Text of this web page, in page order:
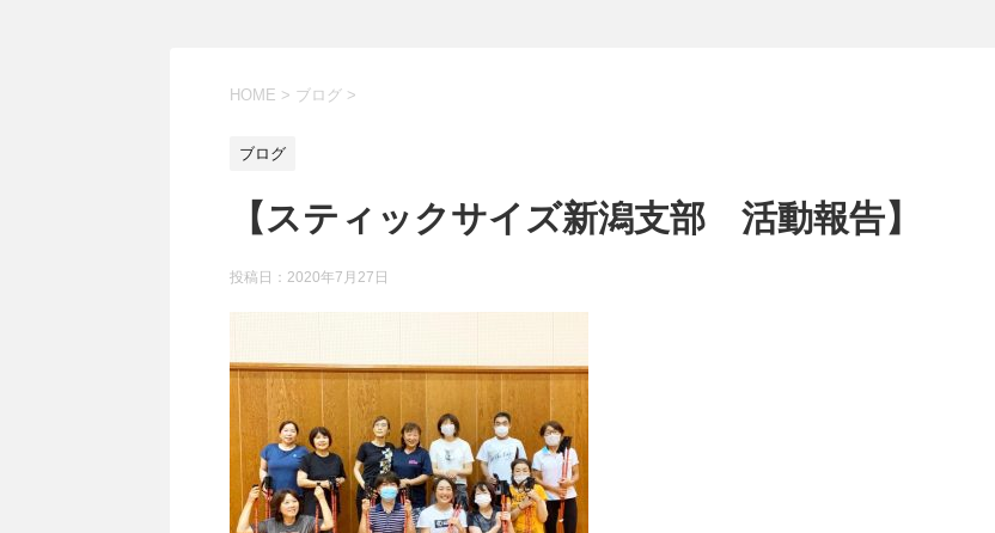
HOME > ブログ >
ブログ
【スティックサイズ新潟支部 活動報告】
投稿日： 2020年7月27日